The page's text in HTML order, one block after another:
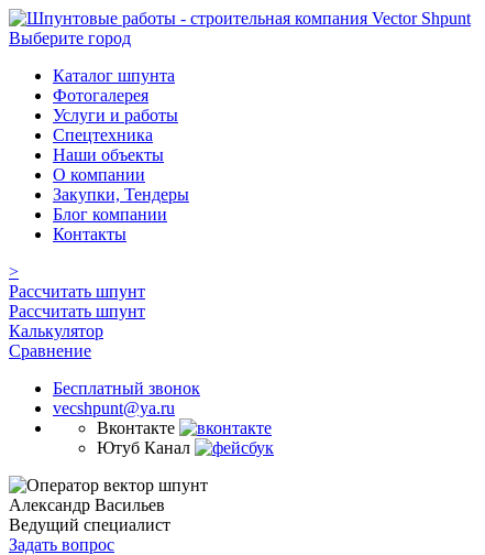
Выберите город
Каталог шпунта
Фотогалерея
Услуги и работы
Спецтехника
Наши объекты
О компании
Закупки, Тендеры
Блог компании
Контакты
>
Рассчитать шпунт
Рассчитать шпунт
Калькулятор
Сравнение
Бесплатный звонок
vecshpunt@ya.ru
Вконтакте
Ютуб Канал
Александр Васильев
Ведущий специалист
Задать вопрос